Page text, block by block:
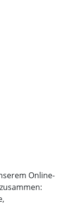
Online-